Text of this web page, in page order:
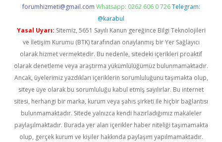
forumhizmeti@gmail.com Whatsapp: 0262 606 0 726 Telegram:
@karabul
Yasal Uyarı: Sitemiz, 5651 Sayılı Kanun gereğince Bilgi Teknolojileri
ve İletişim Kurumu (BTK) tarafından onaylanmış bir Yer Sağlayıcı
olarak hizmet vermektedir. Bu nedenle, sitedeki içerikleri proaktif
olarak denetleme veya araştırma yükümlülüğümüz bulunmamaktadır.
Ancak, üyelerimiz yazdıkları içeriklerin sorumluluğunu taşımakta olup,
siteye üye olarak bu sorumluluğu kabul etmiş sayılırlar. Bu internet
sitesi, herhangi bir marka, kurum veya şahıs şirketi ile hiçbir bağlantısı
bulunmamaktadır. Sitede yalnızca kendi hazırladığımız makaleler
paylaşılmaktadır. Burada yer alan içerikler haber niteliği taşımamakta
olup, gerçek kurum ve kişiler hakkında paylaşım yapılmamaktadır.